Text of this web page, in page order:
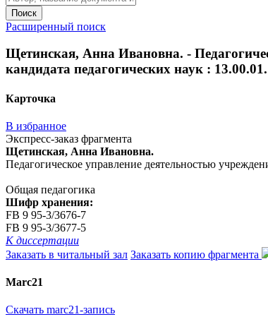
Поиск
Расширенный поиск
Щетинская, Анна Ивановна. -
кандидата педагогических наук :
Карточка
В избранное
Экспресс-заказ фрагмента
Щетинская, Анна Ивановна.
Педагогическое управление деятельностью
Общая педагогика
Шифр хранения:
FB 9 95-3/3676-7
FB 9 95-3/3677-5
К диссертации
Заказать в читальный зал Заказать копию фрагмента
Marc21
Скачать marc21-запись